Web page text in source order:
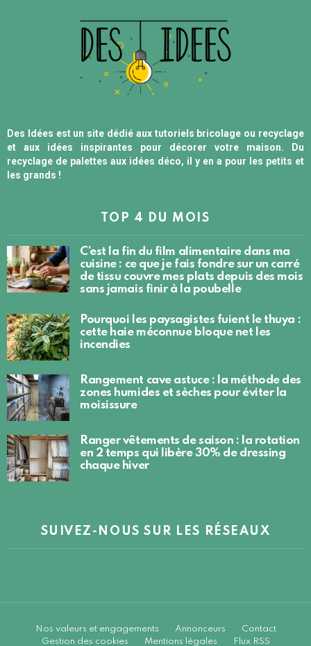
Des Idées est un site dédié aux tutoriels bricolage ou recyclage
et aux idées inspirantes pour décorer votre maison. Du
recyclage de palettes aux idées déco, il y en a pour les petits et
les grands !
TOP 4 DU MOIS
C’est la fin du film alimentaire dans ma
cuisine : ce que je fais fondre sur un carré
de tissu couvre mes plats depuis des mois
sans jamais finir à la poubelle
Pourquoi les paysagistes fuient le thuya :
cette haie méconnue bloque net les
incendies
Rangement cave astuce : la méthode des
zones humides et sèches pour éviter la
moisissure
Ranger vêtements de saison : la rotation
en 2 temps qui libère 30% de dressing
chaque hiver
SUIVEZ-NOUS SUR LES RÉSEAUX
Nos valeurs et engagements Annonceurs
Contact
Gestion des cookies
Mentions légales Flux RSS